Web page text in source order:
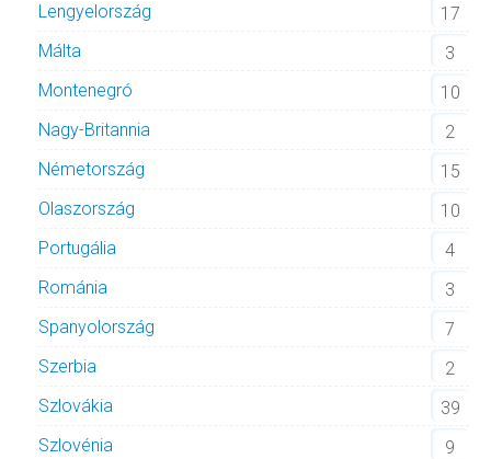
Lengyelország
17
Málta
3
Montenegró
10
Nagy-Britannia
2
Németország
15
Olaszország
10
Portugália
4
Románia
3
Spanyolország
7
Szerbia
2
Szlovákia
39
Szlovénia
9